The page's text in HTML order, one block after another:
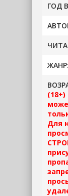
ГОД
ЖАНР:
Для